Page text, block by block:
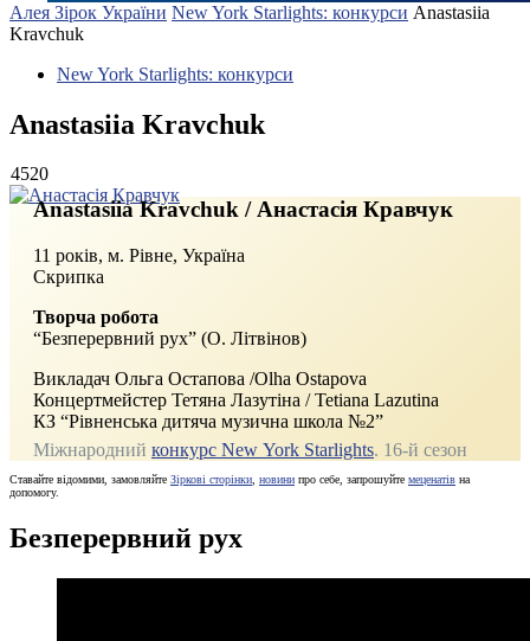
Алея Зірок України New York Starlights: конкурси Anastasiia
Kravchuk
New York Starlights: конкурси
Anastasiia Kravchuk
4520
Anastasiia Kravchuk / Анастасія Кравчук
11 років, м. Рівне, Україна
Скрипка
Творча робота
“Безперервний рух” (О. Літвінов)
Викладач Ольга Остапова /Olha Ostapova
Концертмейстер Тетяна Лазутіна / Tetiana Lazutina
КЗ “Рівненська дитяча музична школа №2”
Міжнародний конкурс New York Starlights. 16‑й сезон
Ставайте відомими, замовляйте Зіркові сторінки новини про себе, запрошуйте меценатів на
допомогу.
Безперервний рух